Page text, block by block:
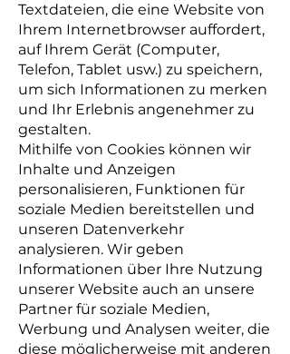
Textdateien, die eine Website von
Ihrem Internetbrowser auffordert,
auf Ihrem Gerät (Computer,
Telefon, Tablet usw.) zu speichern,
um sich Informationen zu merken
und Ihr Erlebnis angenehmer zu
gestalten.
Mithilfe von Cookies können wir
Inhalte und Anzeigen
personalisieren, Funktionen für
soziale Medien bereitstellen und
unseren Datenverkehr
analysieren. Wir geben
Informationen über Ihre Nutzung
unserer Website auch an unsere
Partner für soziale Medien,
Werbung und Analysen weiter, die
diese möglicherweise mit anderen